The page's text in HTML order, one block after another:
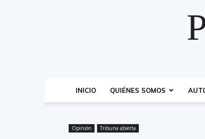
INICIO QUIÉNES SOMOS
Opinión Tribuna abierta